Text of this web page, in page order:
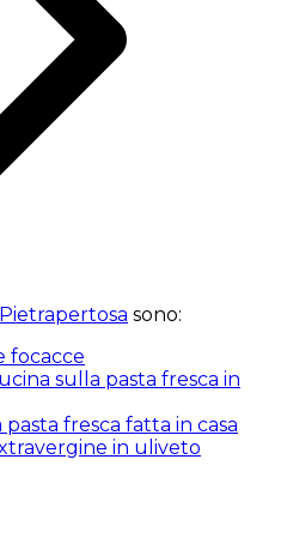
sono:
focacce
sulla pasta fresca in
fresca fatta in casa
in uliveto